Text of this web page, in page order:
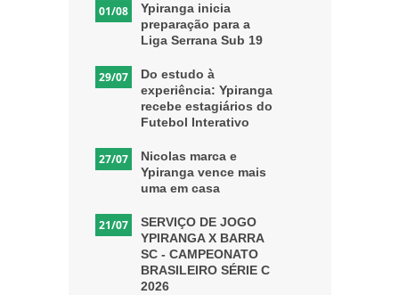
01/08
Ypiranga inicia
preparação para a
Liga Serrana Sub 19
29/07
Do estudo à
experiência: Ypiranga
recebe estagiários do
Futebol Interativo
27/07
Nicolas marca e
Ypiranga vence mais
uma em casa
21/07
SERVIÇO DE JOGO
YPIRANGA X BARRA
SC - CAMPEONATO
BRASILEIRO SÉRIE C
2026